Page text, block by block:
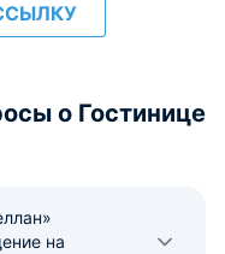
о Гостинице
на